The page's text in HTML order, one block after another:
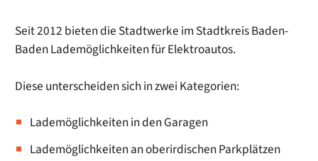
Seit 2012 bieten die Stadtwerke im Stadtkreis Baden-
Baden Lademöglichkeiten für Elektroautos.
Diese unterscheiden sich in zwei Kategorien:
Lademöglichkeiten in den Garagen
Lademöglichkeiten an oberirdischen Parkplätzen